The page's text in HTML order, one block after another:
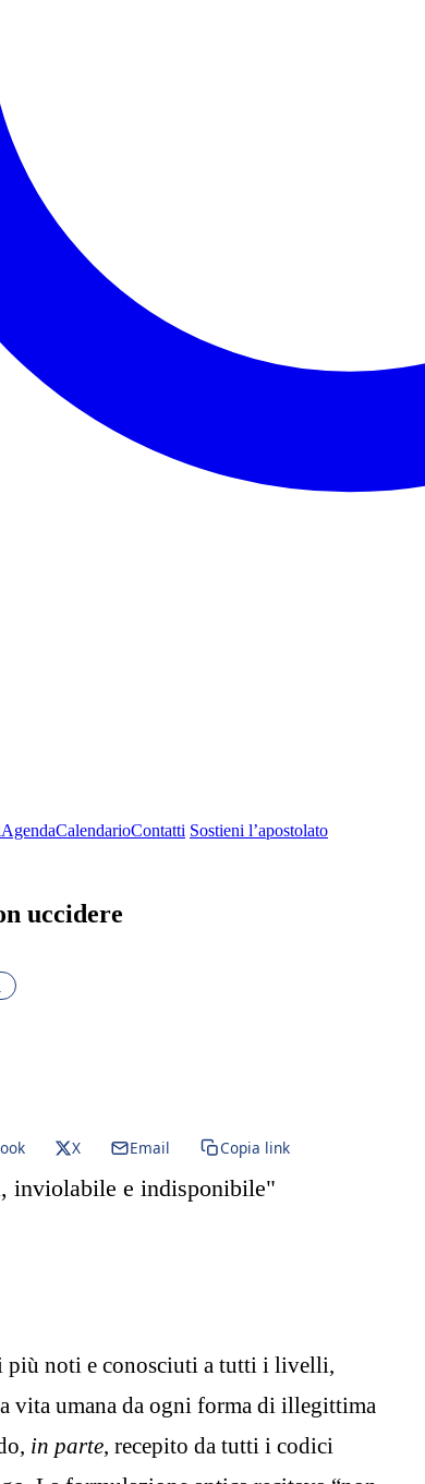
AgendaCalendarioContatti Sostieni l’apostolato
uccidere
X Email Copia link
inviolabile e indisponibile"
più noti e conosciuti a tutti i livelli,
vita umana da ogni forma di illegittima
in parte, recepito da tutti i codici